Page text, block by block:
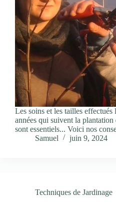
Les soins et les tailles effectués
années qui suivent la
sont essentiels... Voici nos
Samuel
juin 9, 2024
Techniques de Jardinage